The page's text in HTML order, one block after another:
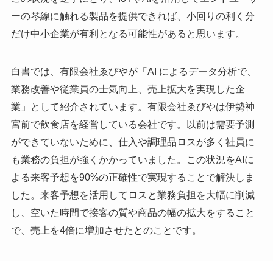
ーの琴線に触れる製品を提供できれば、小回りの利く分
だけ中小企業が有利となる可能性があると思います。
白書では、有限会社ゑびやが「AI によるデータ分析で、
業務改善や従業員の士気向上、売上拡大を実現した企
業」として紹介されています。有限会社ゑびやは伊勢神
宮前で飲食店を経営している会社です。以前は需要予測
ができていないために、仕入や調理品ロスが多く社員に
も業務の負担が強くかかっていました。この状況をAIに
よる来客予想を90%の正確性で実現することで解決しま
した。来客予想を活用してロスと業務負担を大幅に削減
し、空いた時間で接客の質や商品の幅の拡大をすること
で、売上を4倍に増加させたとのことです。